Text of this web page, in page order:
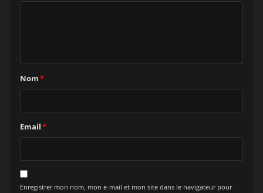
Nom*
Email*
Enregistrer mon nom, mon e-mail et mon site dans le navigateur pour